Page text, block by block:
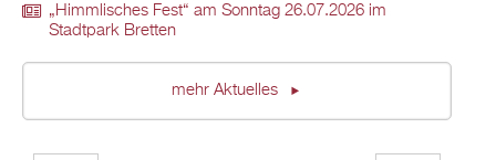
„Himmlisches Fest“ am Sonntag 26.07.2026 im
Stadtpark Bretten
mehr Aktuelles